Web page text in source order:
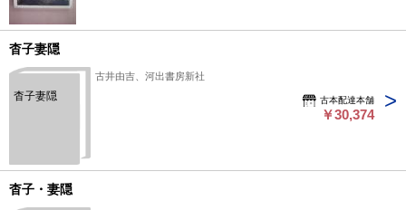
杳子妻隠
杳子妻隠
古井由吉、河出書房新社
古本配達本舗
￥30,374
杳子・妻隠